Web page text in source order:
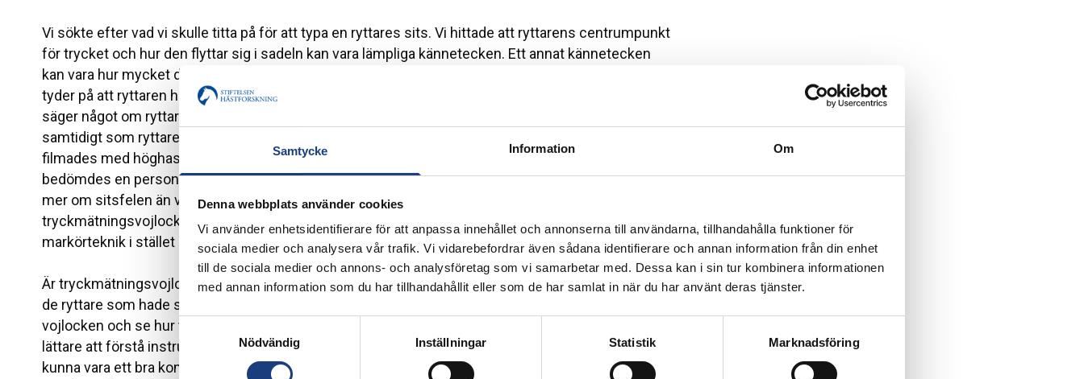
Samtycke Information Om
Denna webbplats använder cookies
Vi använder enhetsidentifierare för att anpassa innehållet och annonserna till användarna, tillhandahålla funktioner för
sociala medier och analysera vår trafik. Vi vidarebefordrar även sådana identifierare och annan information från din enhet
till de sociala medier och annons- och analysföretag som vi samarbetar med. Dessa kan i sin tur kombinera informationen
med annan information som du har tillhandahållit eller som de har samlat in när du har använt deras tjänster.
Samtyckesval
Nödvändig
Inställningar Statistik Marknadsföring
Vi sökte efter vad vi skulle titta på för att typa en ryttares sits. Vi hittade att ryttarens centrumpunkt
för trycket och hur den flyttar sig i sadeln kan vara lämpliga kännetecken. Ett annat kännetecken
kan vara hur mycket den totala kraften varierar inom ett av hästens steg, så att en låg variation
tyder på att ryttaren har en bättre följsamhet med hästen. Kan det också vara så att tryckbilden
säger något om ryttarens sitsfel? För att få reda på det jämförde vi tryckmätningar som hade gjorts
samtidigt som ryttaren red med markörer på huvudet, bålen och bäckenet. Markörernas positioner
filmades med höghastighetskameror. Ryttarna filmades också samtidigt med videofilm som sedan
bedömdes en person forskar kring kroppshållning. Det visade att resultaten från markörerna sade
mer om sitsfelen än vad tryckmönstret under sadel gjorde. Detta kan betyda att
tryckmätningsvojlocken ger mer information om sadelns egenskaper än om ryttarens sits och att
markörteknik i stället ska användas för studier om ryttarens sits.
Är tryckmätningsvojlocken ett bra hjälpmedel? Ja, det visade sig att det var ett bra hjälpmedel för
de ryttare som hade svårt att ta till sig instruktioner om sitsen från sin ridlärare. De fick sitta på
vojlocken och se hur tryckbilden ändrade sig när de ändrade sitsen. Sen upplevde de att det var
lättare att förstå instruktioner om hur de skulle rätta till sitsen. Sadeltrycksmätningar verkar också
kunna vara ett bra komplement då veterinären undersöker hästar med nedsatt prestation och